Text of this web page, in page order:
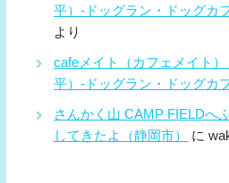
平）-ドッグラン・ドッグカ
より
cafeメイト（カフェメイト
平）-ドッグラン・ドッグカ
さんかく山 CAMP FIELDへ
してきたよ（静岡市）
に